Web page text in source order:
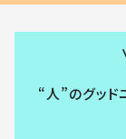
“人”のグッド